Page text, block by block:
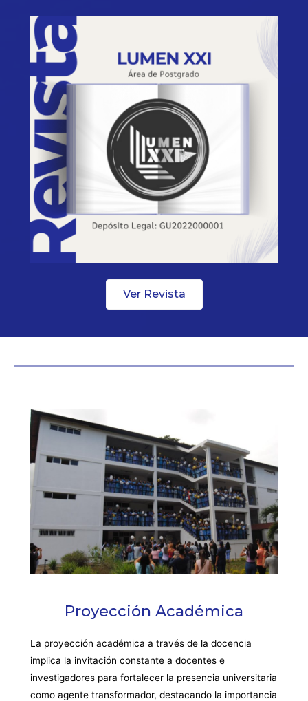
Ver Revista
Proyección Académica
La proyección académica a través de la docencia
implica la invitación constante a docentes e
investigadores para fortalecer la presencia universitaria
como agente transformador, destacando la importancia